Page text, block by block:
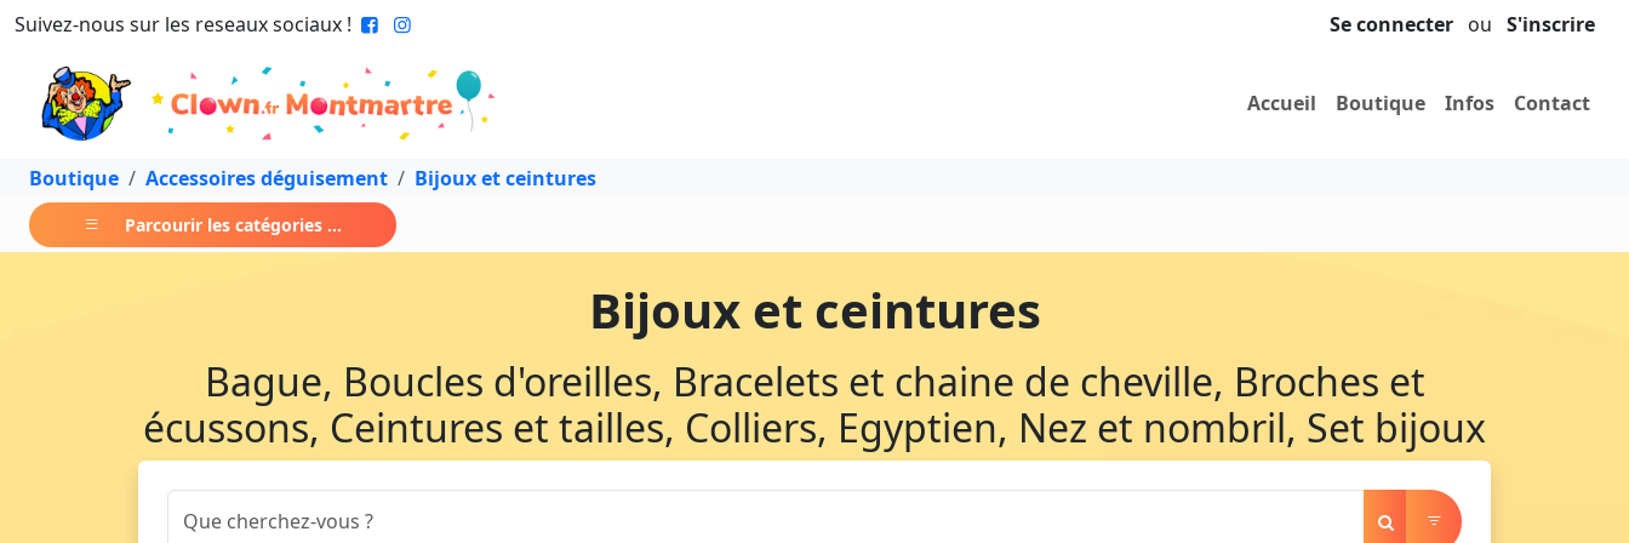
Suivez-nous sur les reseaux sociaux ! Se connecter ou S'inscrire
Accueil Boutique Infos Contact
Boutique Accessoires déguisement Bijoux et ceintures
Parcourir les catégories ...
Bijoux et ceintures
Bague, Boucles d'oreilles, Bracelets et chaine de cheville, Broches et
écussons, Ceintures et tailles, Colliers, Egyptien, Nez et nombril, Set bijoux